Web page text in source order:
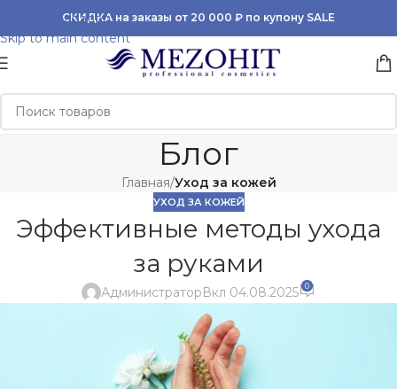
Skip to navigation
Skip to main content
СКИДКА на заказы от 20 000 ₽ по купону SALE
Блог
Главная/Уход за кожей
УХОД ЗА КОЖЕЙ
Эффективные методы ухода
за руками
АдминистраторВкл 04.08.2025 0